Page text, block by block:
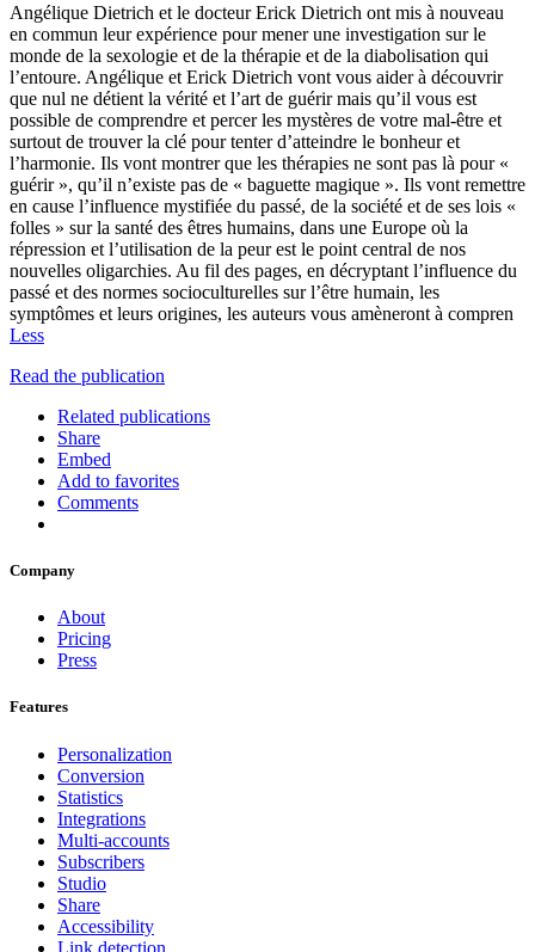
Angélique Dietrich et le docteur Erick Dietrich ont mis à nouveau
en commun leur expérience pour mener une investigation sur le
monde de la sexologie et de la thérapie et de la diabolisation qui
l’entoure. Angélique et Erick Dietrich vont vous aider à découvrir
que nul ne détient la vérité et l’art de guérir mais qu’il vous est
possible de comprendre et percer les mystères de votre mal-être et
surtout de trouver la clé pour tenter d’atteindre le bonheur et
l’harmonie. Ils vont montrer que les thérapies ne sont pas là pour «
guérir », qu’il n’existe pas de « baguette magique ». Ils vont remettre
en cause l’influence mystifiée du passé, de la société et de ses lois «
folles » sur la santé des êtres humains, dans une Europe où la
répression et l’utilisation de la peur est le point central de nos
nouvelles oligarchies. Au fil des pages, en décryptant l’influence du
passé et des normes socioculturelles sur l’être humain, les
symptômes et leurs origines, les auteurs vous amèneront à compren
Less
Read the publication
Related publications
Share
Embed
Add to favorites
Comments
Company
About
Pricing
Press
Features
Personalization
Conversion
Statistics
Integrations
Multi-accounts
Subscribers
Studio
Share
Accessibility
Link detection